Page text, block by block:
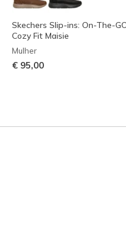
Skechers Slip-ins: On-The-
Cozy Fit Maisie
Mulher
€ 95,00